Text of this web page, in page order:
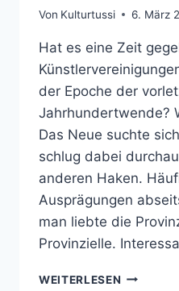
Von Kulturtussi 6. März
Hat es eine Zeit
der Epoche der
Jahrhundertwende?
Das Neue suchte
schlug dabei
anderen Haken.
Ausprägungen
man liebte die
Provinzielle.
WEITERLESEN